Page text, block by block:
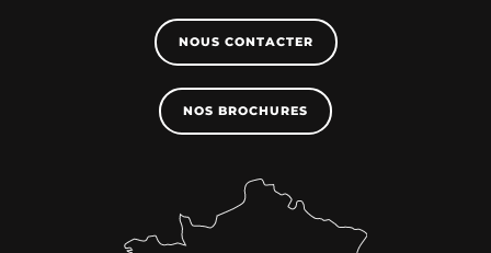
NOUS CONTACTER
NOS BROCHURES